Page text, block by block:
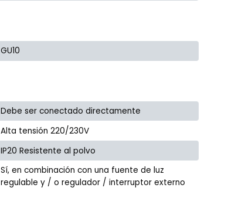
GU10
Debe ser conectado directamente
Alta tensión 220/230V
IP20 Resistente al polvo
Sí, en combinación con una fuente de luz
regulable y / o regulador / interruptor externo